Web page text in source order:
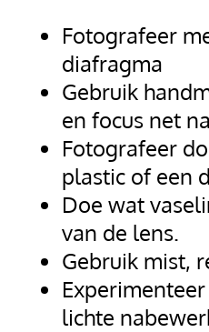
Fotografeer
diafragma
Gebruik
en focus net
Fotografeer
plastic of een
Doe wat
van de lens.
Gebruik mist,
lichte